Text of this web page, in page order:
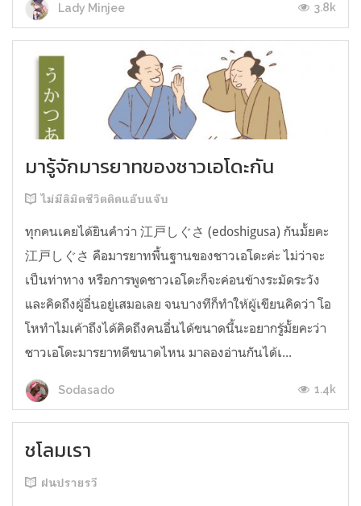
Lady Minjee 3.8k
มารู้จักมารยาทของชาวเอโดะกัน
ไม่มีลิมิตชีวิตติดแอ๊บแจ๊บ
ทุกคนเคยได้ยินคำว่า 江戸しぐさ (edoshigusa) กันมั้ยคะ
江戸しぐさ คือมารยาทพื้นฐานของชาวเอโดะค่ะ ไม่ว่าจะ
เป็นท่าทาง หรือการพูดชาวเอโดะก็จะค่อนข้างระมัดระวัง
และคิดถึงผู้อื่นอยู่เสมอเลย จนบางทีก็ทำให้ผู้เขียนคิดว่า โอ
โหทำไมเค้าถึงได้คิดถึงคนอื่นได้ขนาดนี้นะอยากรู้มั้ยคะว่า
ชาวเอโดะมารยาทดีขนาดไหน มาลองอ่านกันได้เ...
Sodasado 1.4k
ชโลมเรา
ฝนปรายรวี